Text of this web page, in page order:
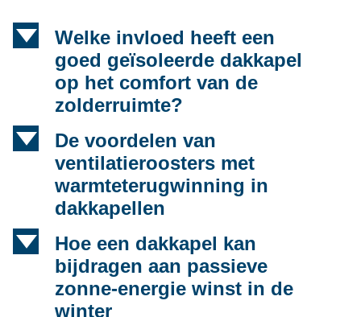
d
Welke invloed heeft een
goed geïsoleerde dakkapel
op het comfort van de
zolderruimte?
d
De voordelen van
ventilatieroosters met
warmteterugwinning in
dakkapellen
d
Hoe een dakkapel kan
bijdragen aan passieve
zonne-energie winst in de
winter